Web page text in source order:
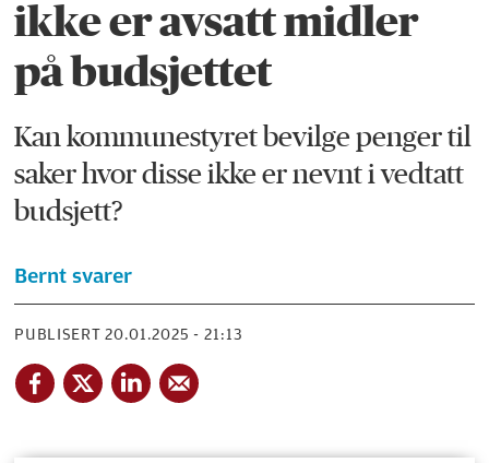
ikke er avsatt midler
på budsjettet
Kan kommunestyret bevilge penger til
saker hvor disse ikke er nevnt i vedtatt
budsjett?
Bernt svarer
PUBLISERT 20.01.2025 - 21:13